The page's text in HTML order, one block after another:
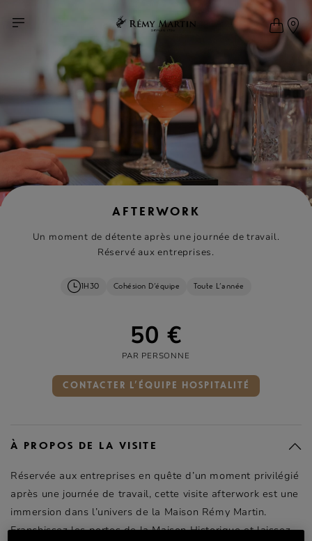
AFTERWORK
Un moment de détente après une journée de travail.
Réservé aux entreprises.
1H30 Cohésion D’équipe Toute L’année
50 €
PAR PERSONNE
CONTACTER L’ÉQUIPE HOSPITALITÉ
À PROPOS DE LA VISITE
Réservée aux entreprises en quête d’un moment privilégié
après une journée de travail, cette visite afterwork est une
immersion dans l’univers de la Maison Rémy Martin.
Franchissez les portes de la Maison Historique et laissez-